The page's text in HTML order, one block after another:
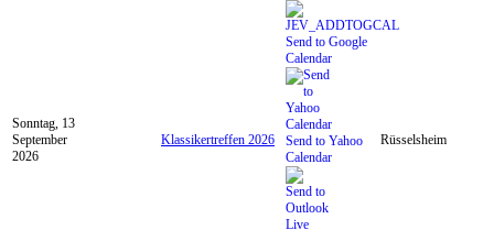
Sonntag, 13
September
2026
Klassikertreffen 2026
Send to Google
Calendar
Send to Yahoo
Calendar
Rüsselsheim